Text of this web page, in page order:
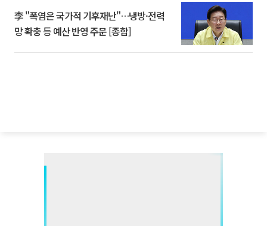
李 "폭염은 국가적 기후재난"…냉방·전력
망 확충 등 예산 반영 주문 [종합]